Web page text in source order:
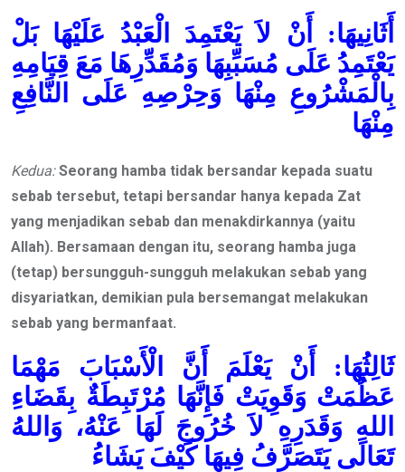
أَثَانِيهَا: أَنْ لاَ يَعْتَمِدَ الْعَبْدُ عَلَيْهَا بَلْ
يَعْتَمِدُ عَلَى مُسَبِّبِهَا وَمُقَدِّرِهَا مَعَ قِيَامِهِ
بِالْمَشْرُوعِ مِنْهَا وَحِرْصِهِ عَلَى النَّافِعِ
مِنْهَا
Kedua: Seorang hamba tidak bersandar kepada suatu
sebab tersebut, tetapi bersandar hanya kepada Zat
yang menjadikan sebab dan menakdirkannya (yaitu
Allah). Bersamaan dengan itu, seorang hamba juga
(tetap) bersungguh-sungguh melakukan sebab yang
disyariatkan, demikian pula bersemangat melakukan
sebab yang bermanfaat.
ثَالِثُهَا: أَنْ يَعْلَمَ أَنَّ الْأَسْبَابَ مَهْمَا
عَظُمَتْ وَقَوِيَتْ فَإِنَّهَا مُرْتَبِطَةٌ بِقَضَاءِ
اللهِ وَقَدَرِهِ لاَ خُرُوجَ لَهَا عَنْهُ، وَاللهُ
تَعَالَى يَتَصَرَّفُ فِيهَا كَيْفَ يَشَاءُ